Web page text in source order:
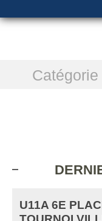
U11 A
U11A 6E